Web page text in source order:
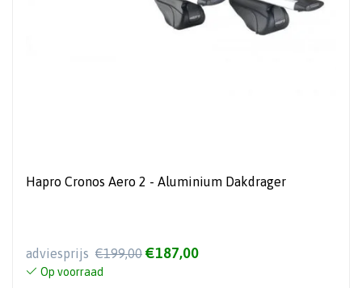
Hapro Cronos Aero 2 - Aluminium Dakdrager
adviesprijs €199,00 €187,00
Op voorraad